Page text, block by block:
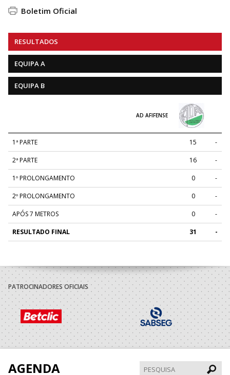
Boletim Oficial
RESULTADOS
EQUIPA A
EQUIPA B
AD AFIFENSE
1ª PARTE 15 -
2ª PARTE 16 -
1º PROLONGAMENTO 0 -
2º PROLONGAMENTO 0 -
APÓS 7 METROS 0 -
RESULTADO FINAL 31 -
PATROCINADORES OFICIAIS
AGENDA